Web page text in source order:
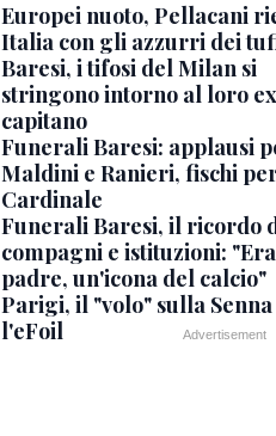
Europei nuoto, Pellacani
Italia con gli azzurri dei
Baresi, i tifosi del Milan si
stringono intorno al loro ex
capitano
Funerali Baresi: applausi
Maldini e Ranieri, fischi
Cardinale
Funerali Baresi, il ricordo
compagni e istituzioni:
padre, un'icona del calcio"
Parigi, il "volo" sulla Senna
l'eFoil